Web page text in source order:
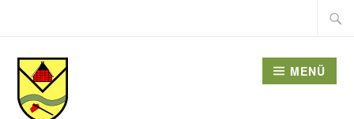
springen
Suche
MENÜ